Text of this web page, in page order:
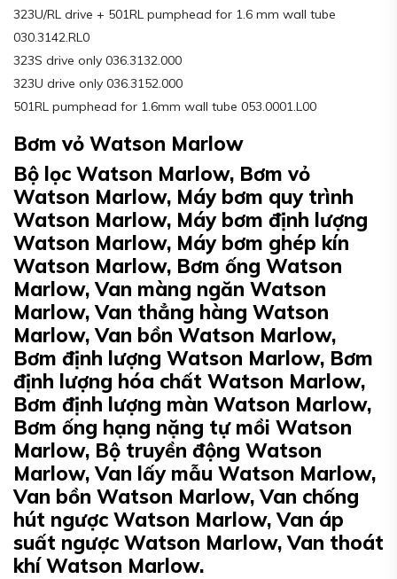
323U/RL drive + 501RL pumphead for 1.6 mm wall tube
030.3142.RL0
323S drive only 036.3132.000
323U drive only 036.3152.000
501RL pumphead for 1.6mm wall tube 053.0001.L00
Bơm vỏ Watson Marlow
Bộ lọc Watson Marlow, Bơm vỏ
Watson Marlow, Máy bơm quy trình
Watson Marlow, Máy bơm định lượng
Watson Marlow, Máy bơm ghép kín
Watson Marlow, Bơm ống Watson
Marlow, Van màng ngăn Watson
Marlow, Van thẳng hàng Watson
Marlow, Van bồn Watson Marlow,
Bơm định lượng Watson Marlow, Bơm
định lượng hóa chất Watson Marlow,
Bơm định lượng màn Watson Marlow,
Bơm ống hạng nặng tự mồi Watson
Marlow, Bộ truyền động Watson
Marlow, Van lấy mẫu Watson Marlow,
Van bồn Watson Marlow, Van chống
hút ngược Watson Marlow, Van áp
suất ngược Watson Marlow, Van thoát
khí Watson Marlow.